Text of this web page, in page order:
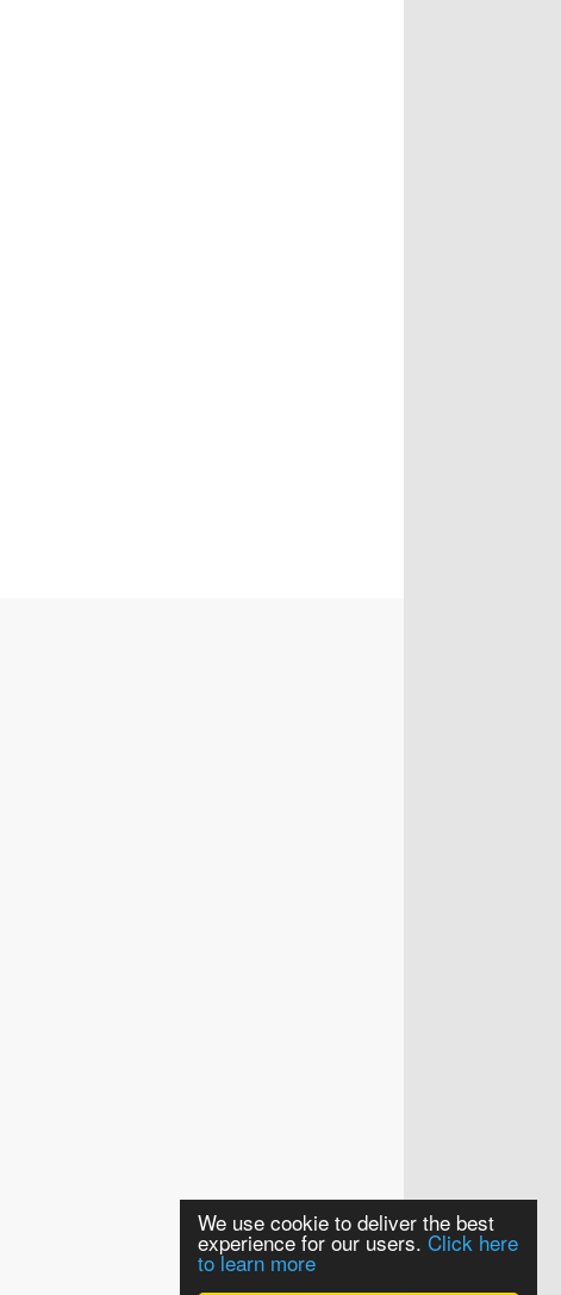
We use cookie to deliver the best
experience for our users. Click here
to learn more